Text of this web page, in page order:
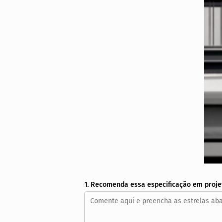
1. Recomenda essa especificação em